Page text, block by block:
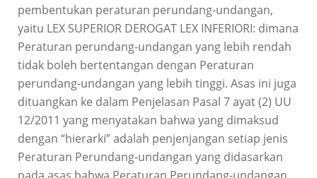
pembentukan peraturan perundang-undangan,
yaitu LEX SUPERIOR DEROGAT LEX INFERIORI: dimana
Peraturan perundang-undangan yang lebih rendah
tidak boleh bertentangan dengan Peraturan
perundang-undangan yang lebih tinggi. Asas ini juga
dituangkan ke dalam Penjelasan Pasal 7 ayat (2) UU
12/2011 yang menyatakan bahwa yang dimaksud
dengan “hierarki” adalah penjenjangan setiap jenis
Peraturan Perundang-undangan yang didasarkan